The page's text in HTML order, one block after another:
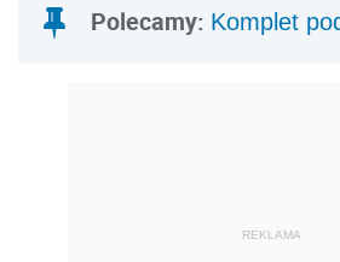
Polecamy: Komplet
REKLAMA